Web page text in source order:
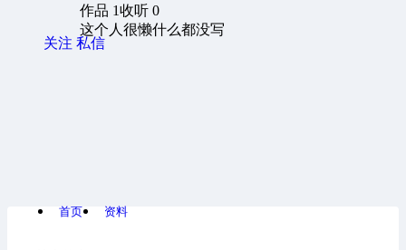
作品 1收听 0
这个人很懒什么都没写
关注 私信
首页 资料